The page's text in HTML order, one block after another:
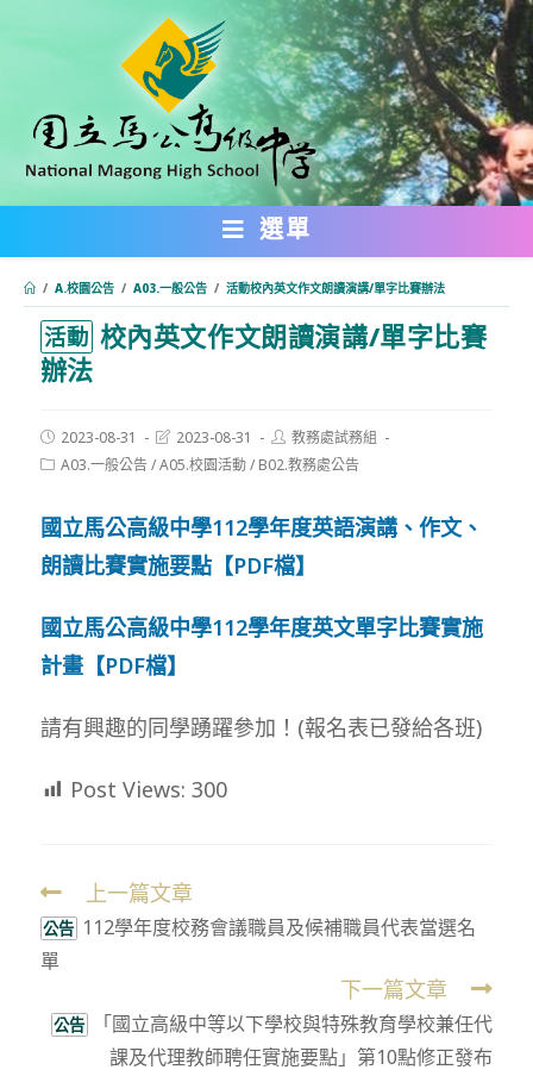
內
選單
/ A.校園公告 / A03.一般公告 / 活動校內英文作文朗讀演講/單字比賽辦法
活動 校內英文作文朗讀演講/單字比賽
辦法
Post
published:
2023-08-31
Post
modified:
2023-08-31
Post
author:
教務處試務組
PostA03.一般公告/A05.校園活動/ B02.教務處公告
國立馬公高級中學112學年度英語演講、作文、
朗讀比賽實施要點【PDF檔】
國立馬公高級中學112學年度英文單字比賽實施
計畫【PDF檔】
請有興趣的同學踴躍參加！(報名表已發給各班)
Post Views: 300
Read
more
articles
上一篇文章
公告 112學年度校務會議職員及候補職員代表當選名
單
下一篇文章
公告
「國立高級中等以下學校與特殊教育學校兼任代
課及代理教師聘任實施要點」第10點修正發布